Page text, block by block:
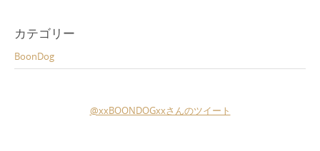
カテゴリー
BoonDog
@xxBOONDOGxxさんのツイート